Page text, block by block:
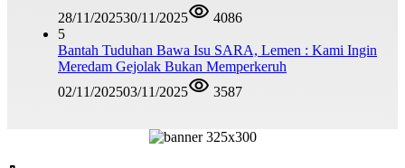
28/11/202530/11/2025
4086
5
Bantah Tuduhan Bawa Isu SARA, Lemen : Kami Ingin
Meredam Gejolak Bukan Memperkeruh
02/11/202503/11/2025 3587